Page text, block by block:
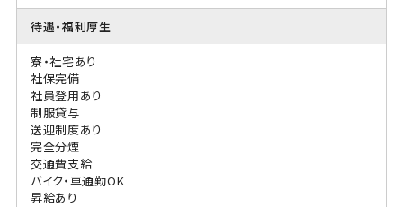
待遇・福利厚生
寮・社宅あり
社保完備
社員登用あり
制服貸与
送迎制度あり
完全分煙
交通費支給
バイク・車通勤OK
昇給あり